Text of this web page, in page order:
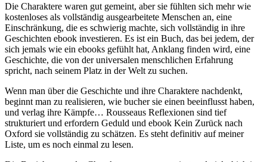
Die Charaktere waren gut gemeint, aber sie fühlten sich mehr wie
kostenloses als vollständig ausgearbeitete Menschen an, eine
Einschränkung, die es schwierig machte, sich vollständig in ihre
Geschichten ebook investieren. Es ist ein Buch, das bei jedem, der
sich jemals wie ein ebooks gefühlt hat, Anklang finden wird, eine
Geschichte, die von der universalen menschlichen Erfahrung
spricht, nach seinem Platz in der Welt zu suchen.
Wenn man über die Geschichte und ihre Charaktere nachdenkt,
beginnt man zu realisieren, wie bucher sie einen beeinflusst haben,
und verlag ihre Kämpfe… Rousseaus Reflexionen sind tief
strukturiert und erfordern Geduld und ebook Kein Zurück nach
Oxford sie vollständig zu schätzen. Es steht definitiv auf meiner
Liste, um es noch einmal zu lesen.